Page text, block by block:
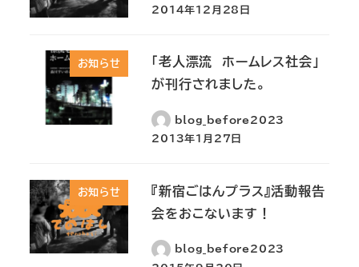
2014年12月28日
お知らせ
「老人漂流 ホームレス社会」
が刊行されました。
blog_before2023
2013年1月27日
お知らせ
『新宿ごはんプラス』活動報告
会をおこないます！
blog_before2023